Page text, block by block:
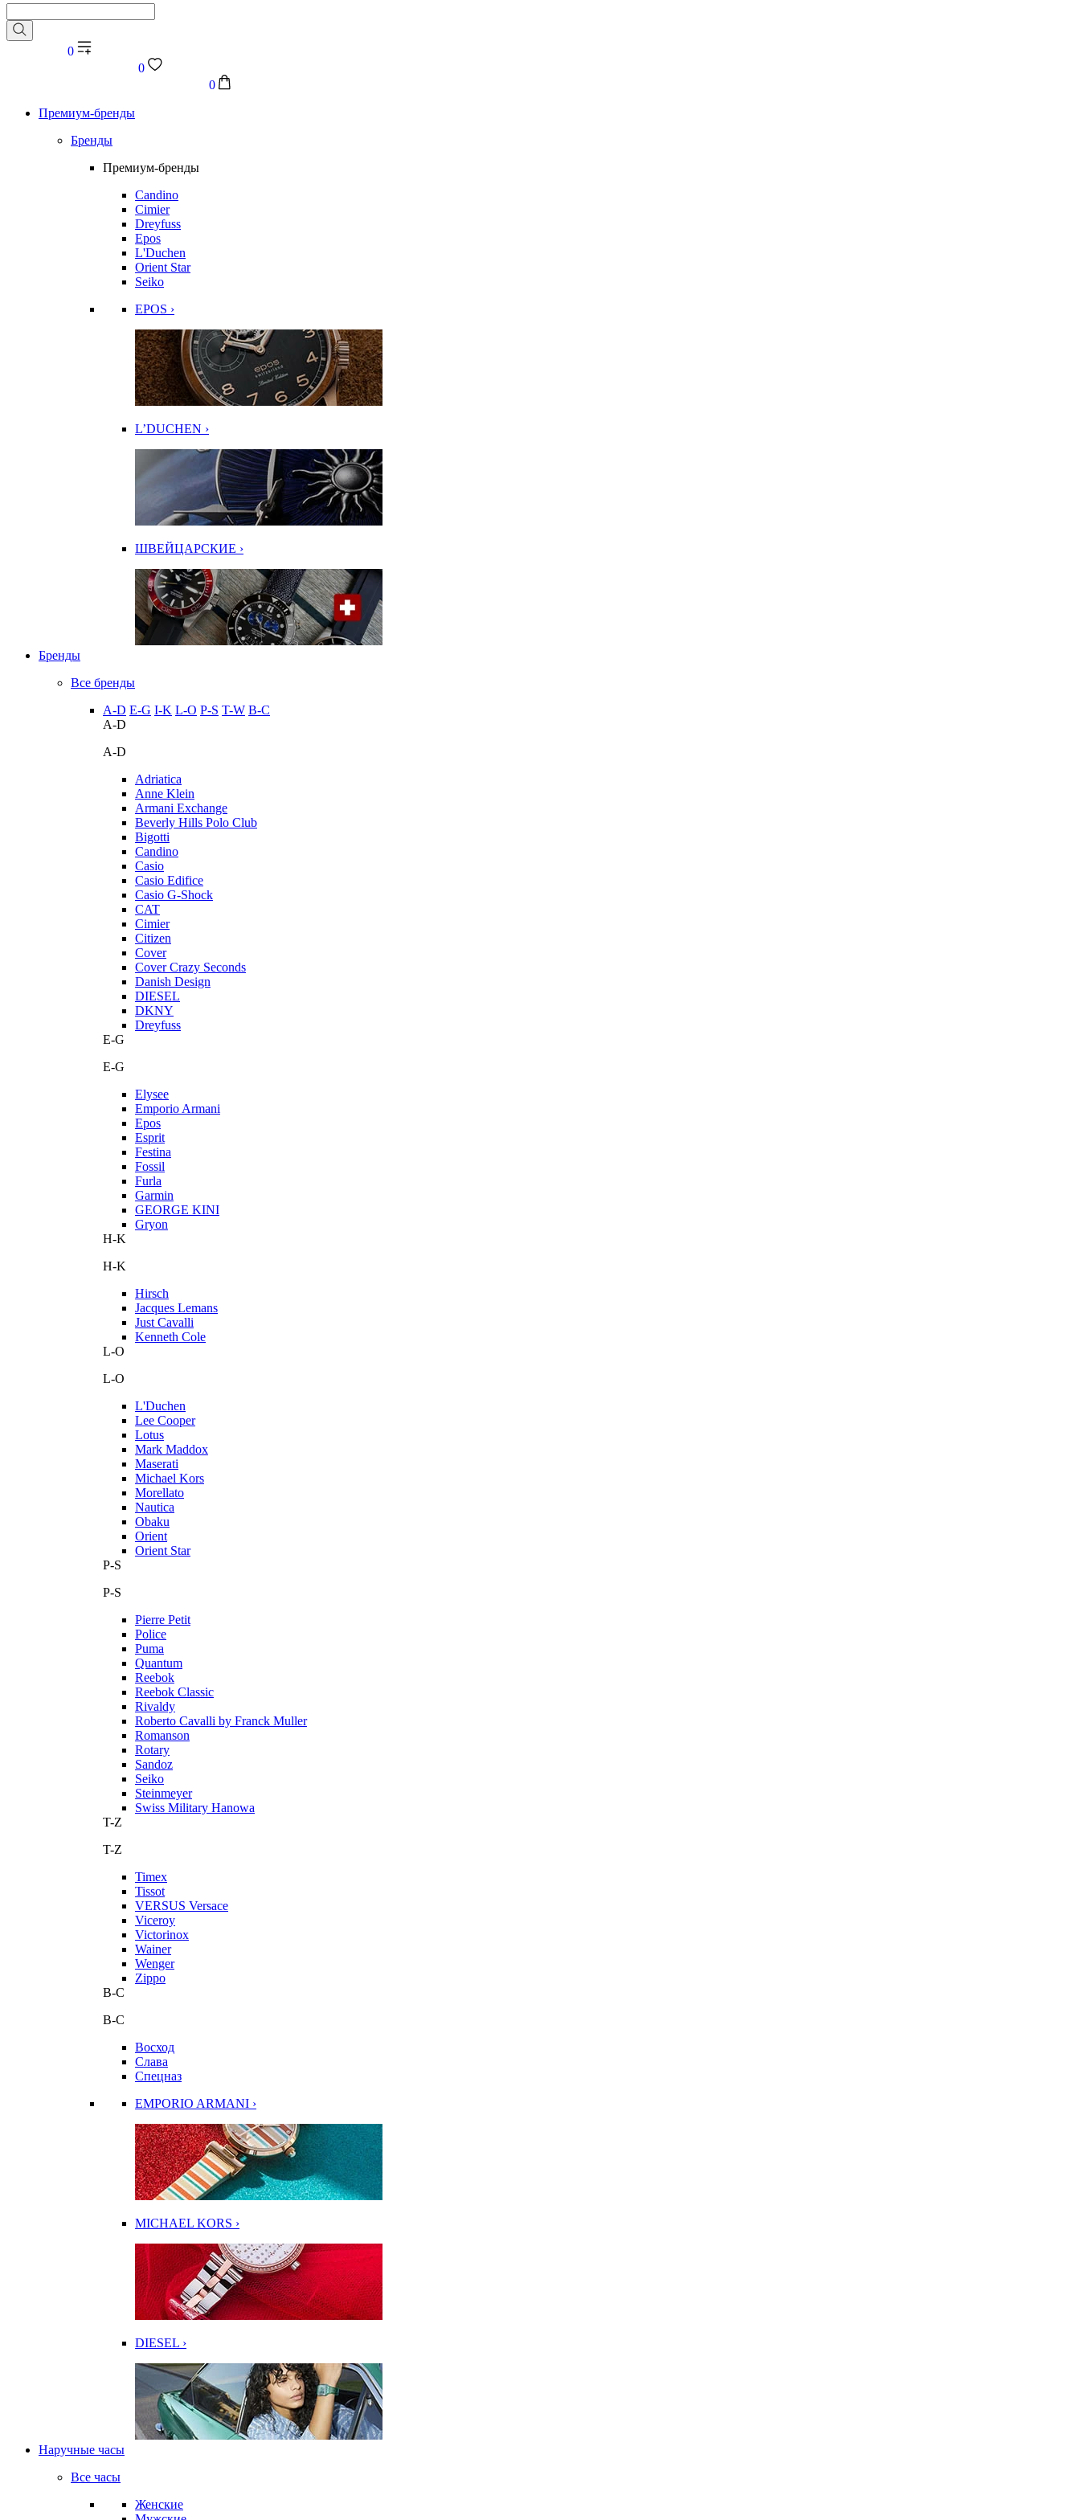
0
0
0
Премиум-бренды
Бренды
Премиум-бренды
Candino
Cimier
Dreyfuss
Epos
L'Duchen
Orient Star
Seiko
EPOS ›
L’DUCHEN ›
ШВЕЙЦАРСКИЕ ›
Бренды
Все бренды
A-D E-G I-K L-O P-S T-W В-С
A-D
A-D
Adriatica
Anne Klein
Armani Exchange
Beverly Hills Polo Club
Bigotti
Candino
Casio
Casio Edifice
Casio G-Shock
CAT
Cimier
Citizen
Cover
Cover Crazy Seconds
Danish Design
DIESEL
DKNY
Dreyfuss
E-G
E-G
Elysee
Emporio Armani
Epos
Esprit
Festina
Fossil
Furla
Garmin
GEORGE KINI
Gryon
H-K
H-K
Hirsch
Jacques Lemans
Just Cavalli
Kenneth Cole
L-O
L-O
L'Duchen
Lee Cooper
Lotus
Mark Maddox
Maserati
Michael Kors
Morellato
Nautica
Obaku
Orient
Orient Star
P-S
P-S
Pierre Petit
Police
Puma
Quantum
Reebok
Reebok Classic
Rivaldy
Roberto Cavalli by Franck Muller
Romanson
Rotary
Sandoz
Seiko
Steinmeyer
Swiss Military Hanowa
T-Z
T-Z
Timex
Tissot
VERSUS Versace
Viceroy
Victorinox
Wainer
Wenger
Zippo
В-С
В-С
Восход
Слава
Спецназ
EMPORIO ARMANI ›
MICHAEL KORS ›
DIESEL ›
Наручные часы
Все часы
Женские